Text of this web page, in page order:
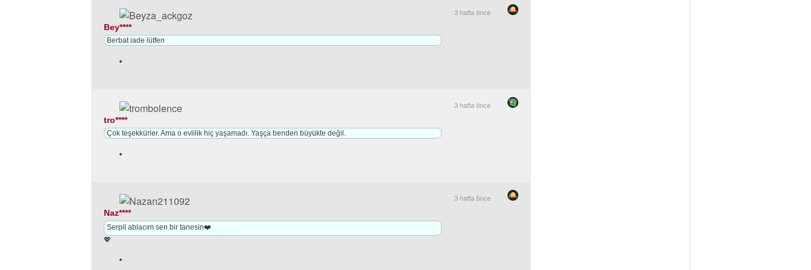
3 hafta önce
Bey****
Berbat iade lütfen
3 hafta önce
tro****
Çok teşekkürler. Ama o evlilik hiç yaşamadı. Yaşça benden büyükte değil.
3 hafta önce
Naz****
Serpil ablacım sen bir tanesin❤️
💖